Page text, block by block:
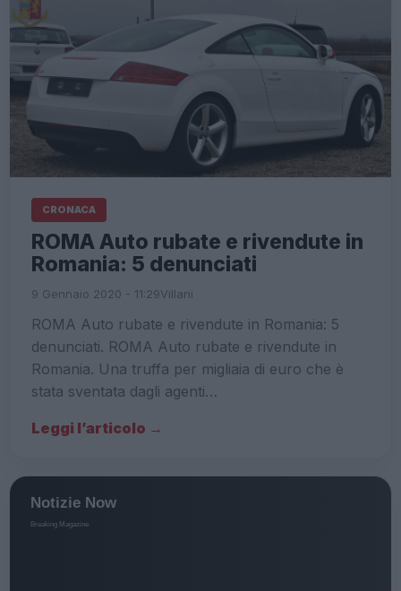
CRONACA
ROMA Auto rubate e rivendute in
Romania: 5 denunciati
9 Gennaio 2020 - 11:29Villani
ROMA Auto rubate e rivendute in Romania: 5
denunciati. ROMA Auto rubate e rivendute in
Romania. Una truffa per migliaia di euro che è
stata sventata dagli agenti…
Leggi l’articolo →